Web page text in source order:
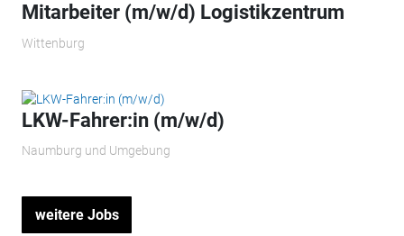
Mitarbeiter (m/w/d) Logistikzentrum
Wittenburg
LKW-Fahrer:in (m/w/d)
Naumburg und Umgebung
weitere Jobs